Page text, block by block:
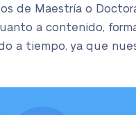
de Maestría o
a contenido,
a tiempo, ya que